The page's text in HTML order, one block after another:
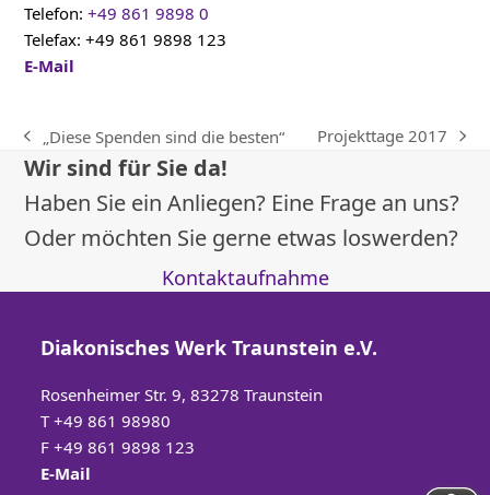
Telefon:+49 861 9898 0
Telefax: +49 861 9898 123
E-Mail
vorheriger
Beitrag:
„Diese Spenden sind die besten“
Nächster
Projekttage 2017
Wir sind für Sie da!
Haben Sie ein Anliegen? Eine Frage an uns?
Oder möchten Sie gerne etwas loswerden?
Kontaktaufnahme
Diakonisches Werk Traunstein e.V.
Rosenheimer Str. 9, 83278 Traunstein
T+49 861 98980
F +49 861 9898 123
E-Mail